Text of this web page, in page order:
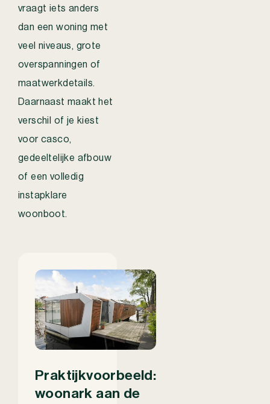
vraagt iets anders
dan een woning met
veel niveaus, grote
overspanningen of
maatwerkdetails.
Daarnaast maakt het
verschil of je kiest
voor casco,
gedeeltelijke afbouw
of een volledig
instapklare
woonboot.
Praktijkvoorbeeld:
woonark aan de